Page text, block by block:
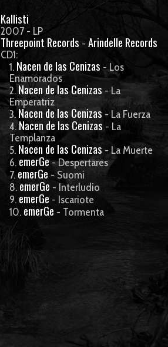
Kallisti
2007 - LP
Threepoint Records - Arindelle Records
CD1:
1. Nacen de las Cenizas- Los
Enamorados
2. Nacen de las Cenizas - La
Emperatriz
3.Nacen de las Cenizas - La Fuerza
4.Nacen de las Cenizas - La
Templanza
5. Nacen de las Cenizas - La Muerte
6. emerGe- Despertares
7. emerGe - Suomi
8. emerGe - Interludio
9. emerGe - Iscariote
10. emerGe - Tormenta